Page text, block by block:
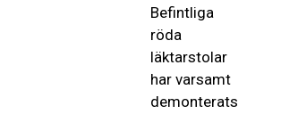
Befintliga
röda
läktarstolar
har varsamt
demonterats